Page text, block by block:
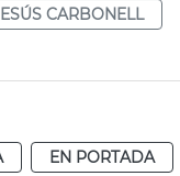
CARBONELL
EN PORTADA